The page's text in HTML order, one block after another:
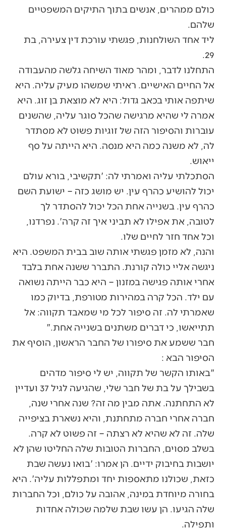
כולם ממהרים, אנשים בתוך התיקים המשפטיים
שלהם.
ליד אחד השולחנות, פגשתי עורכת דין צעירה, בת
29.
התחלנו לדבר, ומהר מאוד השיחה גלשה מהעבודה
אל החיים האישיים. ראיתי שמשהו מעיק עליה. היא
שיתפה אותי בכאב גדול: היא לא מוצאת בן זוג. היא
אמרה לי שהיא מרגישה שהכל סוגר עליה, שהשנים
עוברות והסיפור הזה של זוגיות פשוט לא מסתדר
לה, לא משנה כמה היא מנסה. היא הייתה על סף
ייאוש.
הסתכלתי עליה ואמרתי לה: 'תקשיבי, בורא עולם
יכול להושיע כהרף עין. יש מושג כזה – ישועת השם
כהרף עין. בשנייה אחת הכל יכול להסתדר לך
לטובה, את אפילו לא תביני איך זה קרה'. נפרדנו,
וכל אחד חזר לחיים שלו.
והנה, לא מזמן פגשתי אותה שוב בבית המשפט. היא
ניגשה אליי כולה קורנת. התברר ששנה אחת בלבד
אחרי אותה פגישה במזנון – היא כבר הייתה נשואה
עם ילד. הכל קרה במהירות מטורפת, בדיוק כמו
שאמרתי לה. זה סיפור לכל מי שמאבד תקווה: אל
תתייאשו, כי דברים משתנים בשנייה אחת."
חבר ששמע את סיפורו של החבר הראשון, הוסיף את
הסיפור הבא :
"באותו הקשר של תקווה, יש לי סיפור מדהים
בשבילך על בת של חבר שלי, שהגיעה לגיל 37 ועדיין
לא התחתנה. אתה מבין מה זה? שנה אחרי שנה,
חברה אחרי חברה מתחתנת, והיא נשארת בציפייה
שלה. זה לא שהיא לא רצתה – זה פשוט לא קרה.
בשלב מסוים, החברות הטובות שלה החליטו שהן לא
יושבות בחיבוק ידיים. הן אמרו: 'בואו נעשה שבת
כזאת, שכולנו מתאספות יחד ומתפללות עליה'. היא
בחורה מיוחדת במינה, אהובה על כולם, וכל החברות
שלה הגיעו. הן עשו שבת שלמה שכולה אחדות
ותפילה.